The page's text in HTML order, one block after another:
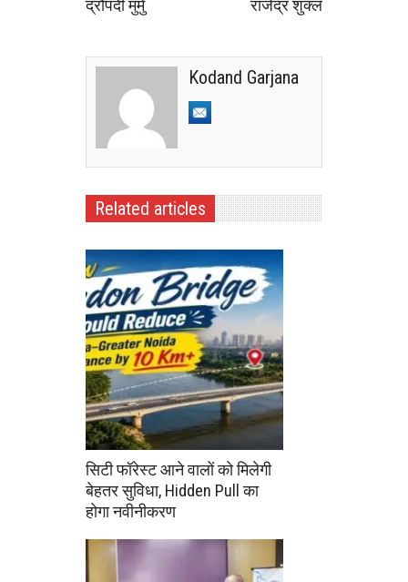
द्रौपदी मुर्मु
राजेंद्र शुक्ल
Kodand Garjana
Related articles
सिटी फॉरेस्ट आने वालों को मिलेगी
बेहतर सुविधा, Hidden Pull का
होगा नवीनीकरण